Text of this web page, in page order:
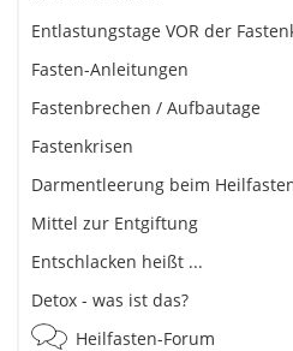
Entlastungstage VOR der
Fasten-Anleitungen
Fastenbrechen / Aufbautage
Fastenkrisen
Darmentleerung beim
Mittel zur Entgiftung
Entschlacken heißt ...
Detox - was ist das?
Heilfasten-Forum